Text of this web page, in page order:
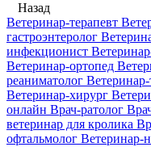
Назад
Ветеринар-терапевт
гастроэнтеролог
инфекционист
Ветеринар-ортопед
реаниматолог
Ветеринар-хирург
онлайн Врач-ратолог
ветеринар для кролика
офтальмолог Ветеринар-